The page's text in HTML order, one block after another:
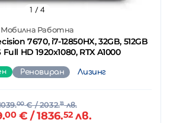
Мобилна Работна
7670, i7-12850HX, 32GB, 512GB
Full HD 1920x1080, RTX A1000
1 / 4
Реновиран Лизинг
00€/ 2032.11лв.
00€ / 1836.52лв.